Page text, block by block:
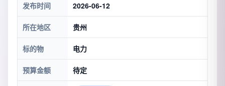
发布时间 2026-06-12
所在地区 贵州
标的物 电力
预算金额 待定